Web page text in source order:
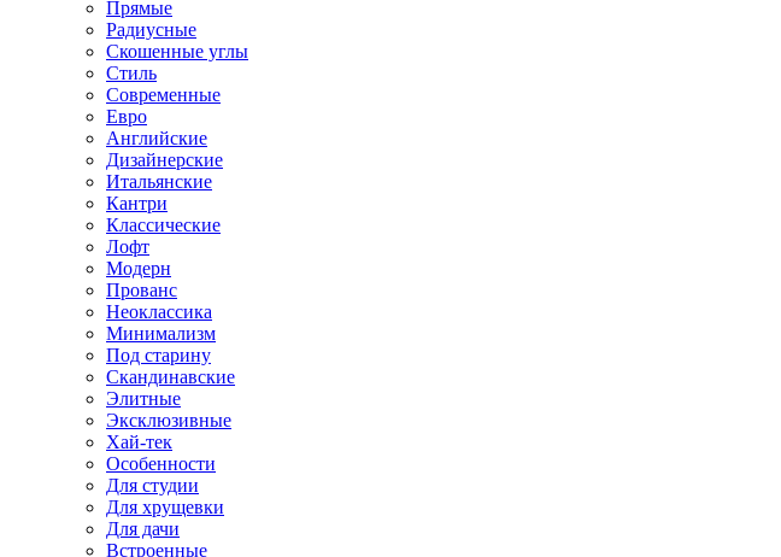
Прямые
Радиусные
Скошенные углы
Стиль
Современные
Евро
Английские
Дизайнерские
Итальянские
Кантри
Классические
Лофт
Модерн
Прованс
Неоклассика
Минимализм
Под старину
Скандинавские
Элитные
Эксклюзивные
Хай-тек
Особенности
Для студии
Для хрущевки
Для дачи
Встроенные